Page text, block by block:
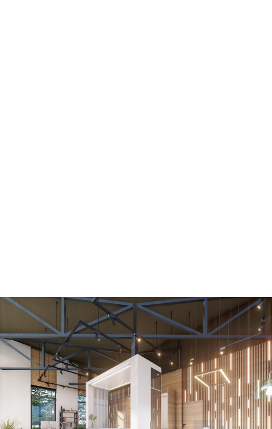
Концепция экстерьера и интерьера отдела
продаж
Компания АСЗ, г. Волгоград